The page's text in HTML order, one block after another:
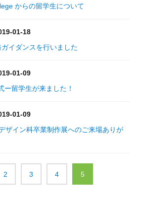
からの留学生について
01-18
イダンスを行いました
01-09
留学生が来ました！
01-09
ザイン科卒業制作展へのご来場ありが
2 3 4 5